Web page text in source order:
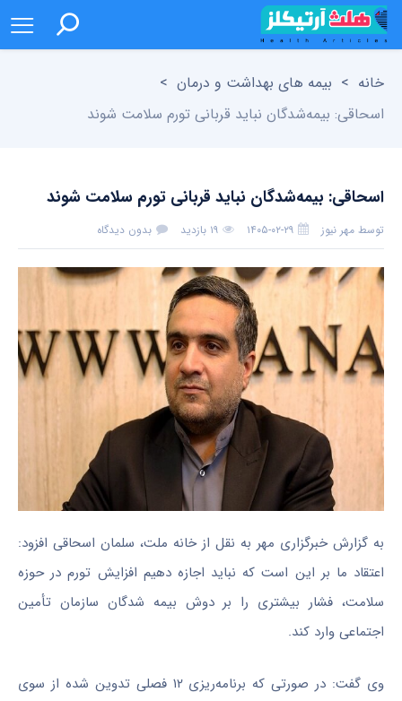
خانه > بیمه های بهداشت و درمان >
اسحاقی: بیمه‌شدگان نباید قربانی تورم سلامت شوند
اسحاقی: بیمه‌شدگان نباید قربانی تورم سلامت شوند
توسط مهر نیوز ۱۴۰۵-۰۲-۲۹ ۱۹ بازدید بدون دیدگاه
به گزارش خبرگزاری مهر به نقل از خانه ملت، سلمان اسحاقی افزود:
اعتقاد ما بر این است که نباید اجازه دهیم افزایش تورم در حوزه
سلامت، فشار بیشتری را بر دوش بیمه‌ شدگان سازمان تأمین
اجتماعی وارد کند.
وی گفت: در صورتی که برنامه‌ریزی ۱۲ فصلی تدوین‌ شده از سوی